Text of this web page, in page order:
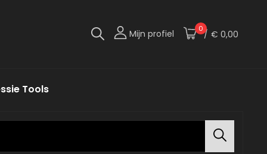
Mijn profiel 0/ € 0,00
Tools